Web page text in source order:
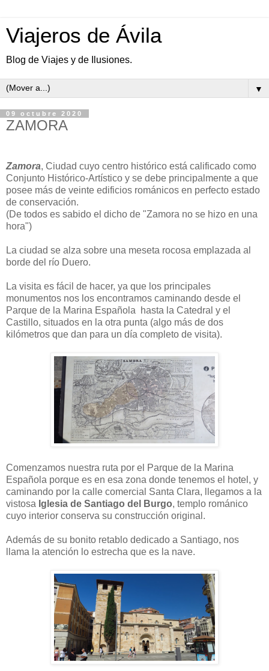
Viajeros de Ávila
Blog de Viajes y de Ilusiones.
▼
09 octubre 2020
ZAMORA
Zamora, Ciudad cuyo centro histórico está calificado como
Conjunto Histórico-Artístico y se debe principalmente a que
posee más de veinte edificios románicos en perfecto estado
de conservación.
(De todos es sabido el dicho de "Zamora no se hizo en una
hora")
La ciudad se alza sobre una meseta rocosa emplazada al
borde del río Duero.
La visita es fácil de hacer, ya que los principales
monumentos nos los encontramos caminando desde el
Parque de la Marina Española hasta la Catedral y el
Castillo, situados en la otra punta (algo más de dos
kilómetros que dan para un día completo de visita).
Comenzamos nuestra ruta por el Parque de la Marina
Española porque es en esa zona donde tenemos el hotel, y
caminando por la calle comercial Santa Clara, llegamos a la
vistosa Iglesia de Santiago del Burgo, templo románico
cuyo interior conserva su construcción original.
Además de su bonito retablo dedicado a Santiago, nos
llama la atención lo estrecha que es la nave.